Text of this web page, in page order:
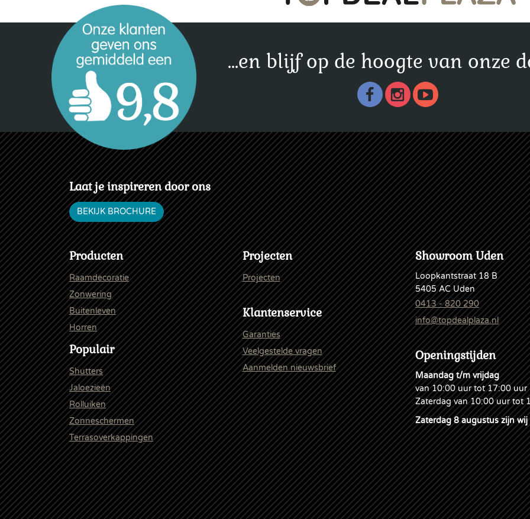
...en blijf op de hoogte van onze
Laat je inspireren door ons
BEKIJK BROCHURE
Producten
Raamdecoratie
Zonwering
Buitenleven
Horren
Populair
Shutters
Jaloezieën
Rolluiken
Zonneschermen
Terrasoverkappingen
Projecten
Projecten
Klantenservice
Garanties
Veelgestelde vragen
Aanmelden nieuwsbrief
Showroom Uden
Loopkantstraat 18 B
5405 AC Uden
0413 - 820 290
info@topdealplaza.nl
Openingstijden
Maandag t/m vrijdag
van 10:00 uur tot 17:00 uur
Zaterdag van 10:00 uur tot
Zaterdag 8 augustus zijn wij